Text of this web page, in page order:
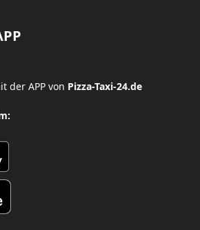
der APP von Pizza-Taxi-24.de